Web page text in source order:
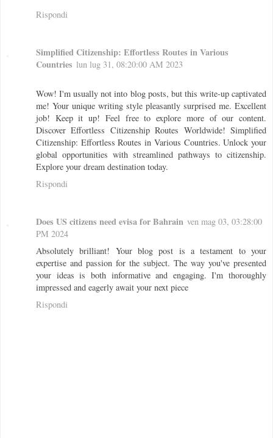
Rispondi
Simplified Citizenship: Effortless Routes in Various
Countries lun lug 31, 08:20:00 AM 2023
Wow! I'm usually not into blog posts, but this write-up captivated
me! Your unique writing style pleasantly surprised me. Excellent
job! Keep it up! Feel free to explore more of our content.
Discover Effortless Citizenship Routes Worldwide! Simplified
Citizenship: Effortless Routes in Various Countries. Unlock your
global opportunities with streamlined pathways to citizenship.
Explore your dream destination today.
Rispondi
Does US citizens need evisa for Bahrain ven mag 03, 03:28:00
PM 2024
Absolutely brilliant! Your blog post is a testament to your
expertise and passion for the subject. The way you've presented
your ideas is both informative and engaging. I'm thoroughly
impressed and eagerly await your next piece
Rispondi